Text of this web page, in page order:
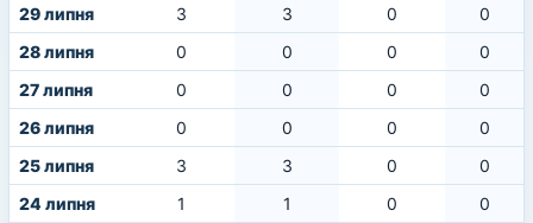
29 липня 3 3 0
0
28 липня
0 0 0
0
27 липня
0 0 0
0
26 липня
0 0 0
0
25 липня
3 3 0
0
24 липня
1 1 0
0